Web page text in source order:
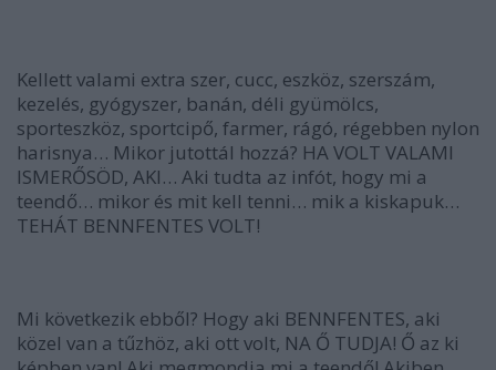
Kellett valami extra szer, cucc, eszköz, szerszám,
kezelés, gyógyszer, banán, déli gyümölcs,
sporteszköz, sportcipő, farmer, rágó, régebben nylon
harisnya… Mikor jutottál hozzá? HA VOLT VALAMI
ISMERŐSÖD, AKI… Aki tudta az infót, hogy mi a
teendő… mikor és mit kell tenni… mik a kiskapuk…
TEHÁT BENNFENTES VOLT!
Mi következik ebből? Hogy aki BENNFENTES, aki
közel van a tűzhöz, aki ott volt, NA Ő TUDJA! Ő az ki